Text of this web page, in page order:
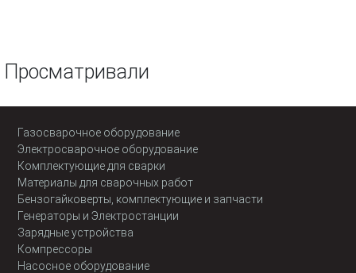
Просматривали
Газосварочное оборудование
Электросварочное оборудование
Комплектующие для сварки
Материалы для сварочных работ
Бензогайковерты, комплектующие и запчасти
Генераторы и Электростанции
Зарядные устройства
Компрессоры
Насосное оборудование